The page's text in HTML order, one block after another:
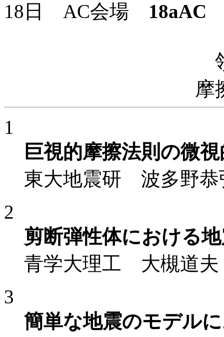
18日 AC会場 18aAC
摩
1
巨視的摩擦法則の微
東大地震研 波多野恭
2
剪断弾性体における
青学大理工 大槻道夫
3
簡単な地震のモデル